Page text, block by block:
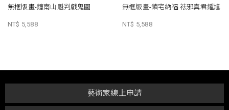
無框版畫-鐘南山魁判戲鬼圖
NT$ 5,588
無框版畫-鎮宅納福 祛邪真君鍾馗
NT$ 5,588
藝術家線上申請